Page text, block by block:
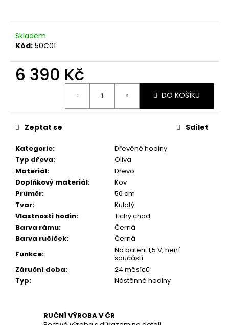
Skladem
Kód: 50C01
6 390 Kč
DO KOŠÍKU
Kategorie:
Dřevěné hodiny
Typ dřeva:
Oliva
Materiál:
Dřevo
Doplňkový materiál:
Kov
Průměr:
50 cm
Tvar:
Kulatý
Vlastnosti hodin:
Tichý chod
Barva rámu:
Černá
Barva ručiček:
Černá
Funkce:
Na baterii 1,5 V, není
součástí
Záruční doba:
24 měsíců
Typ: Nástěnné hodiny
Zeptat se Sdílet
RUČNÍ VÝROBA V ČR
j
?
D
o
p
o
u
u
e
m